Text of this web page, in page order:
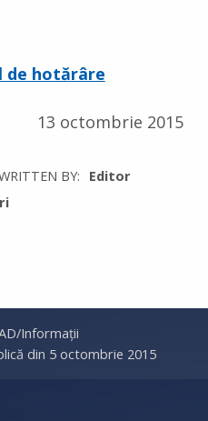
de hotărâre
13 octombrie 2015
BY:
Editor
/Informații
din 5 octombrie 2015